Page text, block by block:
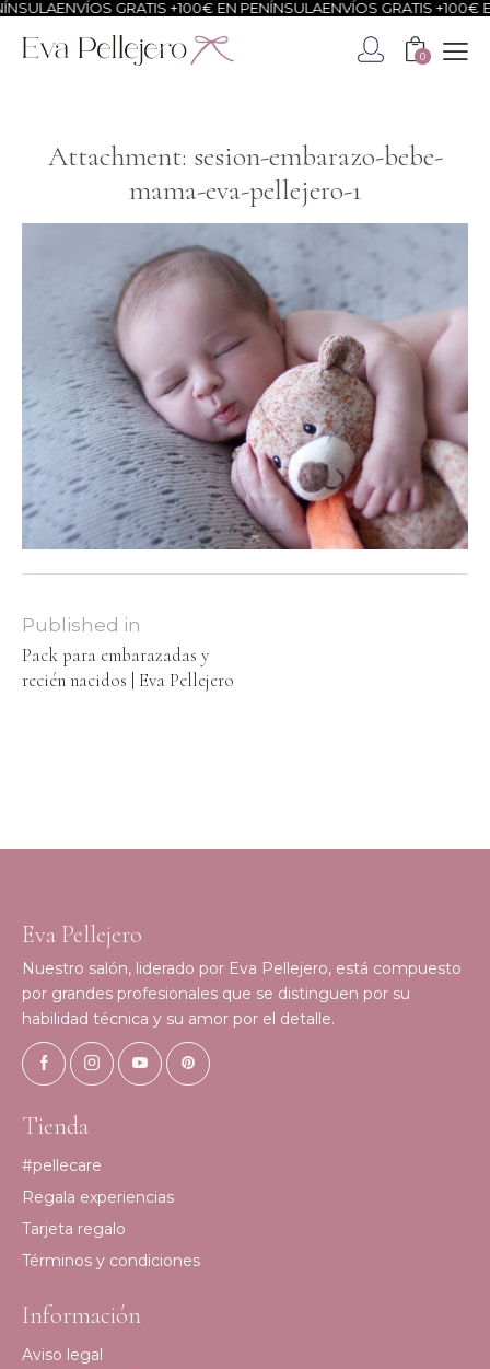
ENVÍOS GRATIS +100€ EN PENÍNSULAENVÍOS GRATIS +100€ EN
0
Attachment: sesion-embarazo-bebe-
mama-eva-pellejero-1
Published in
Pack para embarazadas y
recién nacidos | Eva Pellejero
Eva Pellejero
Nuestro salón, liderado por Eva Pellejero, está compuesto
por grandes profesionales que se distinguen por su
habilidad técnica y su amor por el detalle.
Tienda
#pellecare
Regala experiencias
Tarjeta regalo
Términos y condiciones
Información
Aviso legal